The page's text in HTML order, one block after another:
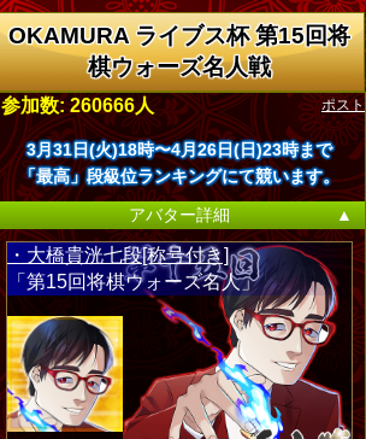
OKAMURA ライブス杯 第15回将
棋ウォーズ名人戦
ポスト
参加数: 260666人
3月31日(火)18時〜4月26日(日)23時まで
「最高」段級位ランキングにて競います。
アバター詳細
▲
・大橋貴洸七段[称号付き]
「第15回将棋ウォーズ名人」